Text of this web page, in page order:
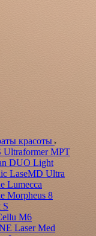
красоты
Ultraformer MPT
DUO Light
LaseMD Ultra
Lumecca
Morpheus 8
S
M6
Laser Med